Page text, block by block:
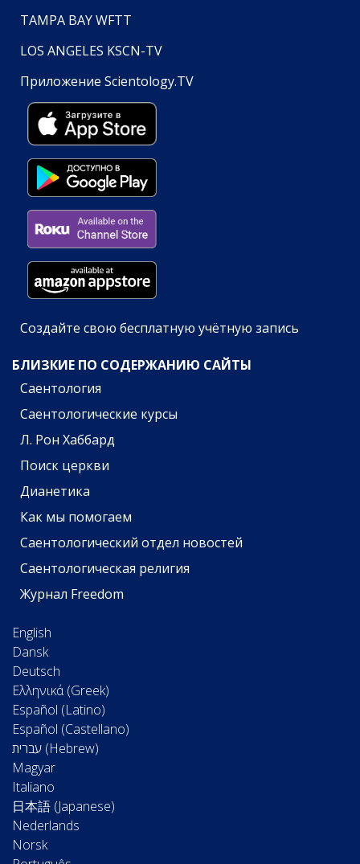
TAMPA BAY WFTT
LOS ANGELES KSCN-TV
Приложение Scientology.TV
Создайте свою бесплатную учётную запись
БЛИЗКИЕ ПО СОДЕРЖАНИЮ САЙТЫ
Саентология
Саентологические курсы
Л. Рон Хаббард
Поиск церкви
Дианетика
Как мы помогаем
Саентологический отдел новостей
Саентологическая религия
Журнал Freedom
English
Dansk
Deutsch
Ελληνικά (Greek)
Español (Latino)
Español (Castellano)
Magyar
Italiano
日本語 (Japanese)
Nederlands
Norsk